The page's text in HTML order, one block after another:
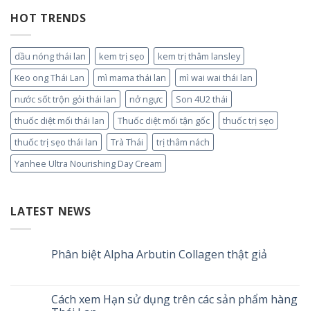
HOT TRENDS
dầu nóng thái lan kem trị sẹo
kem trị thâm lansley
Keo ong Thái Lan
mì mama thái lan
mì wai wai thái lan
nước sốt trộn gỏi thái lan
nở ngực
Son 4U2 thái
thuốc diệt mối thái lan
Thuốc diệt mối tận gốc
thuốc trị sẹo
thuốc trị sẹo thái lan
Trà Thái
trị thâm nách
Yanhee Ultra Nourishing Day Cream
LATEST NEWS
Phân biệt Alpha Arbutin Collagen thật giả
Cách xem Hạn sử dụng trên các sản phẩm hàng